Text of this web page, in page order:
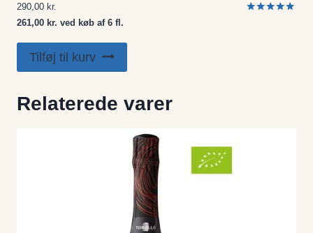
290,00 kr.
261,00 kr. ved køb af 6 fl.
Tilføj til kurv
Relaterede varer